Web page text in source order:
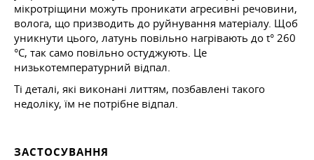
мікротріщини можуть проникати агресивні речовини,
волога, що призводить до руйнування матеріалу. Щоб
уникнути цього, латунь повільно нагрівають до t° 260
°C, так само повільно остуджують. Це
низькотемпературний відпал.
Ті деталі, які виконані литтям, позбавлені такого
недоліку, їм не потрібне відпал.
ЗАСТОСУВАННЯ